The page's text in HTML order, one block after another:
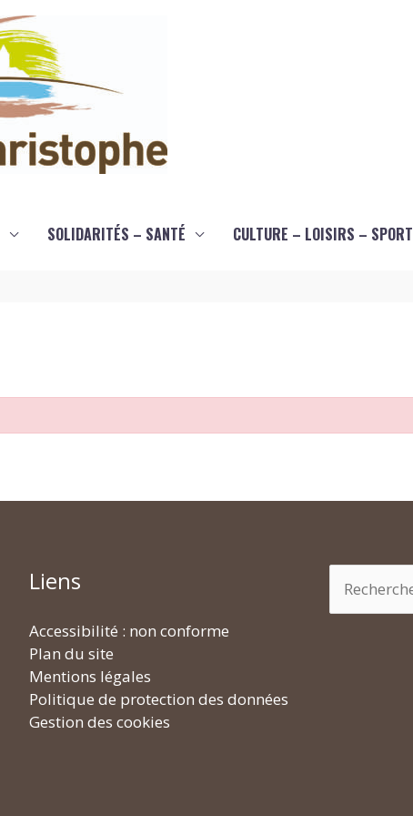
SOLIDARITÉS – SANTÉ CULTURE – LOISIRS – SPORT
Liens
Accessibilité : non conforme
Plan du site
Mentions légales
Politique de protection des données
Gestion des cookies